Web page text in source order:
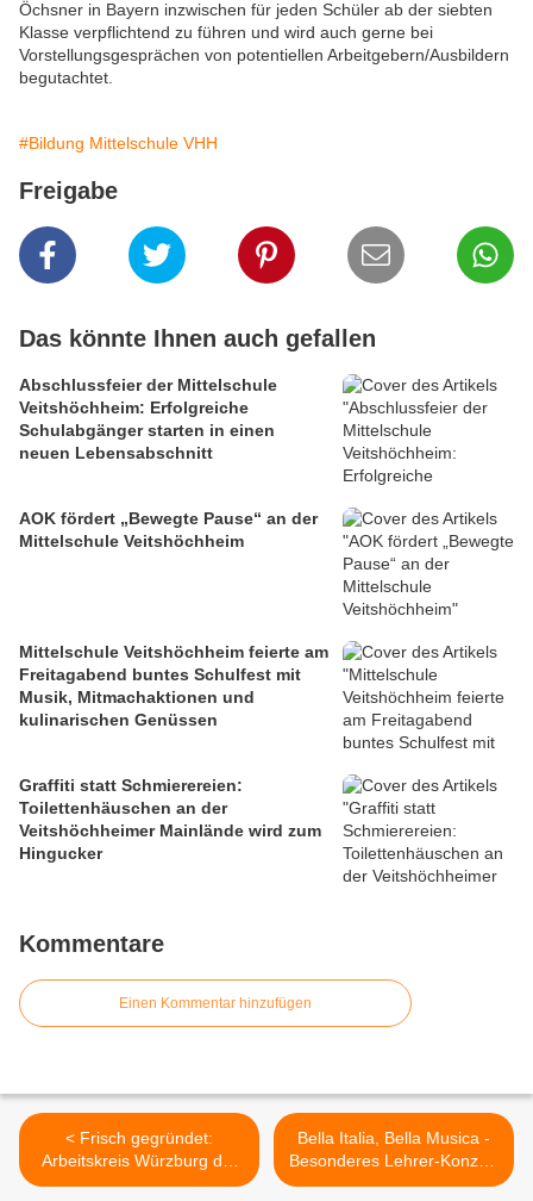
Öchsner in Bayern inzwischen für jeden Schüler ab der siebten
Klasse verpflichtend zu führen und wird auch gerne bei
Vorstellungsgesprächen von potentiellen Arbeitgebern/Ausbildern
begutachtet.
#Bildung Mittelschule VHH
Freigabe
Das könnte Ihnen auch gefallen
Abschlussfeier der Mittelschule
Veitshöchheim: Erfolgreiche
Schulabgänger starten in einen
neuen Lebensabschnitt
AOK fördert „Bewegte Pause“ an der
Mittelschule Veitshöchheim
Mittelschule Veitshöchheim feierte am
Freitagabend buntes Schulfest mit
Musik, Mitmachaktionen und
kulinarischen Genüssen
Graffiti statt Schmierereien:
Toilettenhäuschen an der
Veitshöchheimer Mainlände wird zum
Hingucker
Kommentare
Einen Kommentar hinzufügen
< Frisch gegründet:
Arbeitskreis Würzburg der
Kindernothilfe
Bella Italia, Bella Musica -
Besonderes Lehrer-Konzert
zum 35-Jährigen